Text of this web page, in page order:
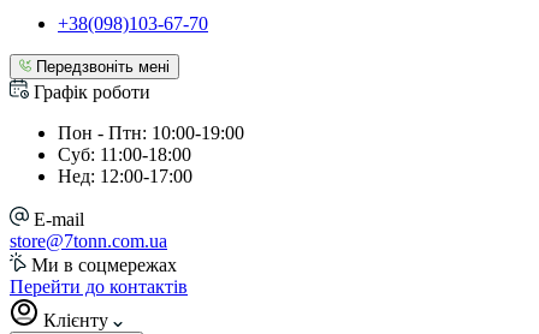
+38(098)103-67-70
Передзвоніть мені
Графік роботи
Пон - Птн: 10:00-19:00
Суб: 11:00-18:00
Нед: 12:00-17:00
E-mail
store@7tonn.com.ua
Ми в соцмережах
Перейти до контактів
Клієнту